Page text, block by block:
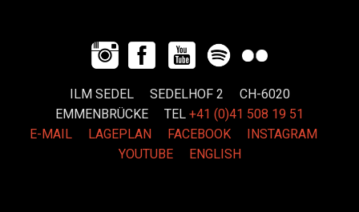
ILM SEDEL SEDELHOF 2 CH-6020
EMMENBRÜCKE TEL+41 (0)41 508 19 51
E-MAIL
LAGEPLAN FACEBOOK
INSTAGRAM
YOUTUBE
ENGLISH